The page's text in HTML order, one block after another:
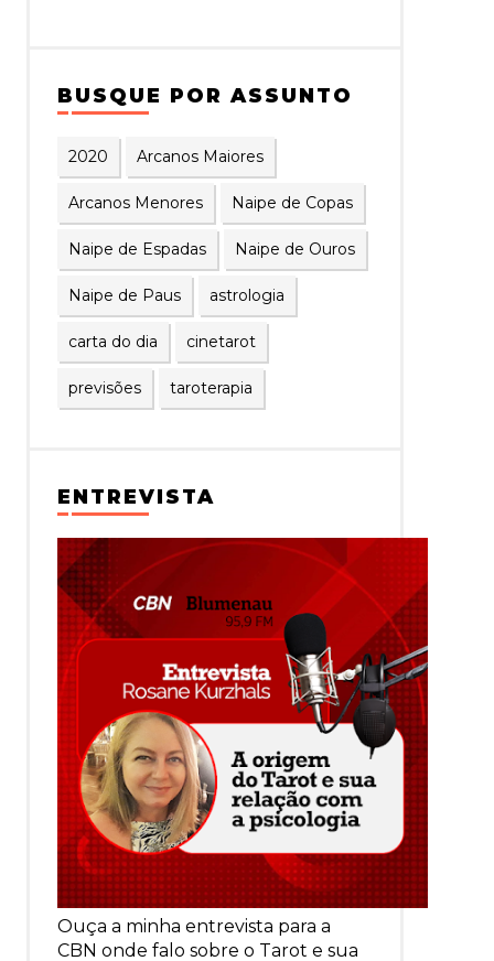
BUSQUE POR ASSUNTO
2020 Arcanos Maiores
Arcanos Menores Naipe de Copas
Naipe de Espadas Naipe de Ouros
Naipe de Paus astrologia
carta do dia cinetarot
previsões taroterapia
ENTREVISTA
Ouça a minha entrevista para a
CBN onde falo sobre o Tarot e sua